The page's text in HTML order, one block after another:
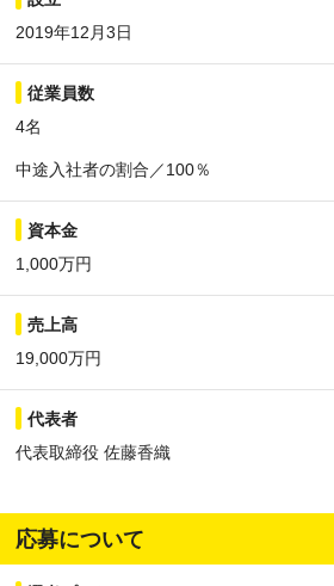
2019年12月3日
従業員数
4名
中途入社者の割合／100％
資本金
1,000万円
売上高
19,000万円
代表者
代表取締役 佐藤香織
応募について